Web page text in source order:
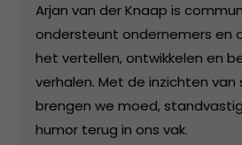
Arjan van der Knaap is
ondersteunt ondernemers en
het vertellen, ontwikkelen en
verhalen. Met de inzichten van
brengen we moed,
humor terug in ons vak.